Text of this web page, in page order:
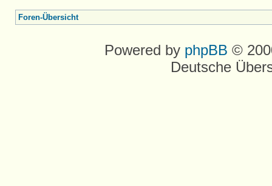
Foren-Übersicht
Powered by phpBB ©
Deutsche